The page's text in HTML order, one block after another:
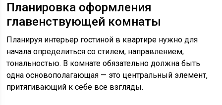
Планировка оформления
главенствующей комнаты
Планируя интерьер гостиной в квартире нужно для
начала определиться со стилем, направлением,
тональностью. В комнате обязательно должна быть
одна основополагающая — это центральный элемент,
притягивающий к себе все взгляды.